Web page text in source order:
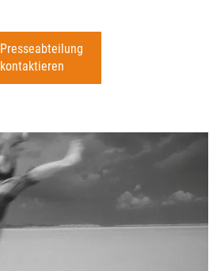
Presseabteilung
kontaktieren